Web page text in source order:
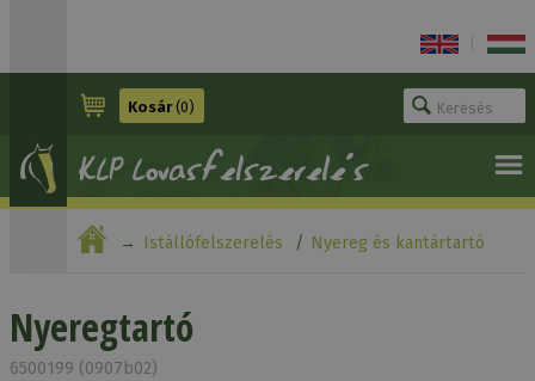
Kosár(0)
Istállófelszerelés Nyereg és kantártartó
Nyeregtartó
6500199 (0907b02)